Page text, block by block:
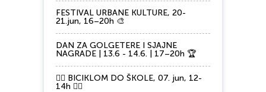
FESTIVAL URBANE KULTURE, 20-
21.jun, 16–20h 🎨
DAN ZA GOLGETERE I SJAJNE
NAGRADE | 13.6 - 14.6. | 17–20h 🏆
🚴‍♂️ BICIKLOM DO ŠKOLE, 07. jun, 12-
14h 🚴‍♀️